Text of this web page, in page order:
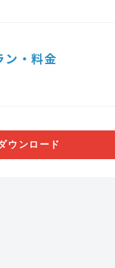
ン・料金
ウンロード